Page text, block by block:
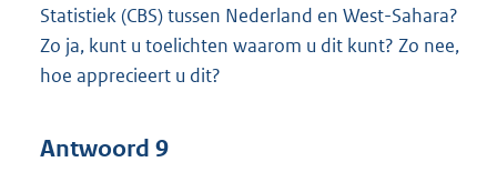
Statistiek (CBS) tussen Nederland en West-Sahara?
Zo ja, kunt u toelichten waarom u dit kunt? Zo nee,
hoe apprecieert u dit?
Antwoord 9